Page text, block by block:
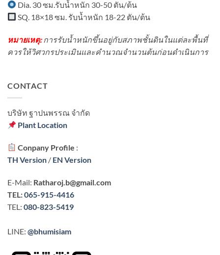
เครื่องจักร?
Dia. 30 ซม.รับน้ำหนัก 30-50 ตัน/ต้น
SQ. 18×18 ซม. รับน้ำหนัก 18-22 ตัน/ต้น
หมายเหตุ: การรับน้ำหนักขึ้นอยู่กับสภาพชั้นดินในแต่ละพื้นที่
ควรให้วิศวกรประเมินและคำนวณจำนวนต้นก่อนดำเนินการ
CONTACT
บริษัท ฐาปนพรรณ จํากัด
Plant Location
Conpany Profile :
TH Version / EN Version
E-Mail: Ratharoj.b@gmail.com
TEL:065-915-4416
TEL: 080-823-5419
LINE: @bhumisiam